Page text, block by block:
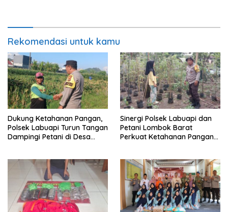
Rekomendasi untuk kamu
Dukung Ketahanan Pangan,
Polsek Labuapi Turun Tangan
Dampingi Petani di Desa
Sinergi Polsek Labuapi dan
Petani Lombok Barat
Perkuat Ketahanan Pangan